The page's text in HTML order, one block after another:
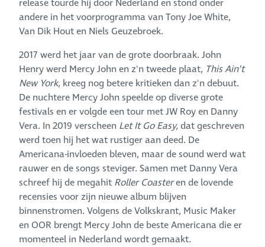
release tourde hij door Nederland en stond onder
andere in het voorprogramma van Tony Joe White,
Van Dik Hout en Niels Geuzebroek.
2017 werd het jaar van de grote doorbraak. John
Henry werd Mercy John en z'n tweede plaat, This Ain’t
New York, kreeg nog betere kritieken dan z'n debuut.
De nuchtere Mercy John speelde op diverse grote
festivals en er volgde een tour met JW Roy en Danny
Vera. In 2019 verscheen Let It Go Easy,dat geschreven
werd toen hij het wat rustiger aan deed. De
Americana-invloeden bleven, maar de sound werd wat
rauwer en de songs steviger. Samen met Danny Vera
schreef hij de megahit Roller Coasteren de lovende
recensies voor zijn nieuwe album blijven
binnenstromen. Volgens de Volkskrant, Music Maker
en OOR brengt Mercy John de beste Americana die er
momenteel in Nederland wordt gemaakt.